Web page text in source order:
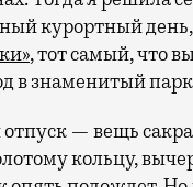
курортный день,
, тот самый, что
в знаменитый
— вещь
кольцу,